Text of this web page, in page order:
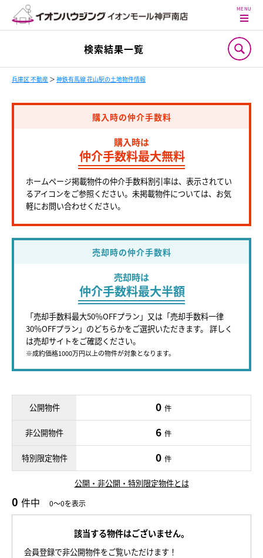
検索結果一覧
兵庫区 不動産 ＞ 神鉄有馬線 花山駅の土地物件情報
購入時の仲介手数料
購入時は
仲介手数料最大無料
ホームページ掲載物件の仲介手数料割引率は、表示されてい
るアイコンをご参照ください。未掲載物件については、お気
軽にお問い合わせください。
売却時の仲介手数料
売却時は
仲介手数料最大半額
「売却手数料最大50％OFFプラン」又は「売却手数料一律
30％OFFプラン」のどちらかをご選択いただきます。 詳しく
は売却サイトをご確認ください。
※成約価格1000万円以上の物件が対象となります。
公開物件 0 件
非公開物件 6 件
特別限定物件 0 件
公開・非公開・特別限定物件とは
0 件中 0～0を表示
該当する物件はございません。
会員登録で非公開物件をご覧いただけます！